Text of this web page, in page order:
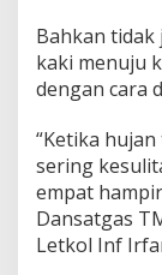
Bahkan
kaki menuju
dengan cara
“Ketika
sering
empat
Dansatgas
Letkol Inf